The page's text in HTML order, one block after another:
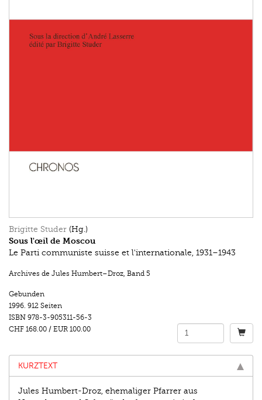
Brigitte Studer (Hg.)
Sous l'œil de Moscou
Le Parti communiste suisse et l'internationale, 1931–1943
Archives de Jules Humbert–Droz Band 5
Gebunden
1996. 912 Seiten
ISBN 978-3-905311-56-3
CHF 168.00 / EUR 100.00
KURZTEXT
Jules Humbert-Droz, ehemaliger Pfarrer aus